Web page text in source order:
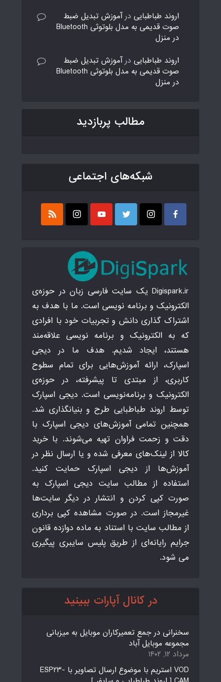
اروند طباطبایی درآموزش تبدیل ضبط
صوت قدیمی به مدل بلوتوثی Bluetooth
در منزل
اروند طباطبایی درآموزش تبدیل ضبط
صوت قدیمی به مدل بلوتوثی Bluetooth
در منزل
مطالب پربازدید
شبکه‌های اجتماعی
Digispark.ir یک سایت فارسی زبان در حوزه‌ی
الکترونیک و برنامه نویسی است. ما با هدف به
اشتراک گذاری دانش و تجربیات خود با افرادی
که به الکترونیک و برنامه نویسی علاقه‌مند
هستند، ایجاد شدیم. هدف ما در دیجی
اسپارک، ارائه آموزش‌هایی برای تمام سطوح
کاربری، از مبتدی تا پیشرفته، در حوزه‌ی
الکترونیک و برنامه‌نویسی است. دیجی اسپارک
توسط اروند طباطبایی طرح و بنیانگذاری شد.
همچنین تمامی آموزش‌های دیجی اسپارک با
دقت و زحمت فراوان تهیه می‌شوند. با خرید
کالا از لینک‌های معرفی شده و یا ارسال نظر در
آموزش‌ها از دیجی اسپارک حمایت کنید.
استفاده از مطالب سایت دیجی اسپارک به
صورت کپی کردن و انتشار در دیگر سایت‌ها
غیرمجاز است. در صورت مشاهده کپی برداری
از مطالب سایت با استناد به ماده دوازده قانون
جرایم رایانه‌ای از طریق پلیس سایبری پیگیری
می شود.
در کانال آپارات ببینید
سخنرانی در جمع تعمیرکاران موبایل به میزبانی
مجموعه موبایل آباد
مرداد ۱۲, ۱۴۰۲
VOD استریم با موضوع ارسال تصاویر با ESP23-